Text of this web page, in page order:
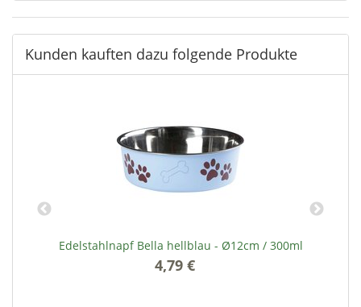
Kunden kauften dazu folgende Produkte
Edelstahlnapf Bella hellblau - Ø12cm / 300ml
4,79 €